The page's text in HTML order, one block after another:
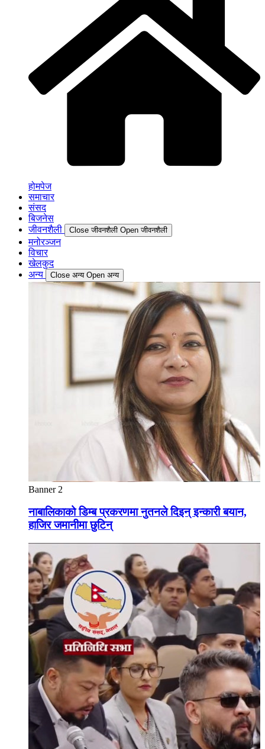
होमपेज
समाचार
संसद
बिजनेस
जीवनशैली
Close जीवनशैली Open जीवनशैली
मनोरञ्जन
विचार
खेलकुद
अन्य
Close अन्य Open अन्य
Banner 2
नाबालिकाको डिम्ब प्रकरणमा नुतनले दिइन् इन्कारी बयान,
हाजिर जमानीमा छुटिन्